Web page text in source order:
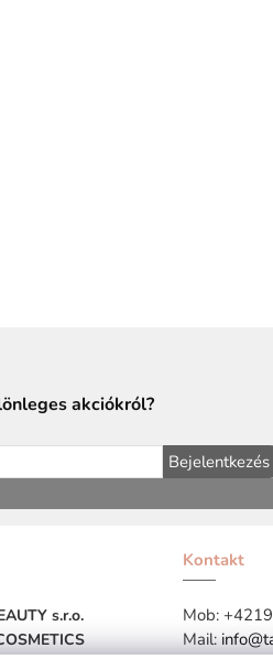
akciókról?
Bejelentkezés
s.r.o.
Kontakt
Mob:
Mail: